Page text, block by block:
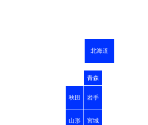
北海道
青森
秋田 岩手
山形 宮城